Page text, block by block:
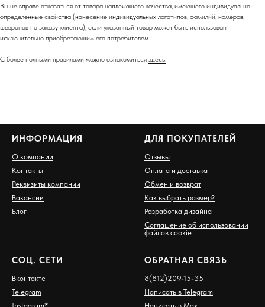
Вы не вправе отказаться от товара надлежащего качества, имеющего индивидуально-
определенные свойства (нанесение индивидуальных логотипов, фамилий, номеров,
шевронов по заказу клиента), если указанный товар может быть использован
исключительно приобретающим его потребителем.
С более полными правилами можно ознакомиться здесь.
ИНФОРМАЦИЯ
О компании
Контакты
Реквизиты компании
Вакансии
Блог
ДЛЯ ПОКУПАТЕЛЕЙ
Отзывы
Оплата и доставка
Обмен и возврат
Как выбрать размер?
Разработка дизайна
Соглашение об использовании
файлов cookie
СОЦ. СЕТИ
Вконтакте
Telegram
ОБРАТНАЯ СВЯЗЬ
8(812)209-15-35
Написать в Telegram